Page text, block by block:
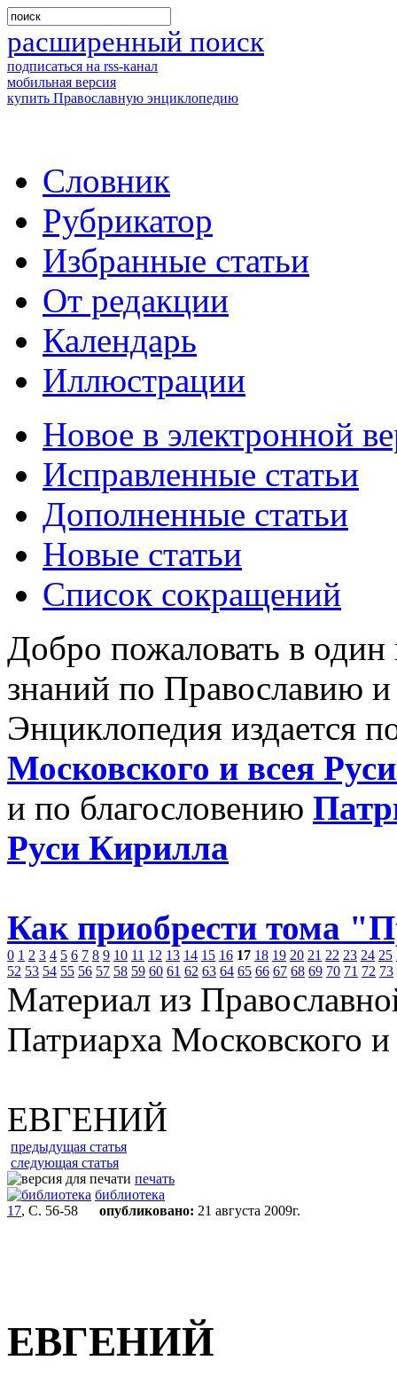
расширенный поиск
подписаться на rss-канал
мобильная версия
купить Православную энциклопедию
Словник
Рубрикатор
Избранные статьи
От редакции
Календарь
Иллюстрации
Новое в электронной
Исправленные статьи
Дополненные статьи
Новые статьи
Список сокращений
Добро пожаловать в
знаний по Православию
Энциклопедия издается
Московского и всея
и по благословению
Руси Кирилла
Как приобрести тома
0 1 2 3 4 5 6 7 8 9 10 11 12 13 14 15 16 17 18 19 20 21 22 23 24 25
52 53 54 55 56 57 58 59 60 61 62 63 64 65 66 67 68 69 70 71 72 73
Материал из
Патриарха Московского
ЕВГЕНИЙ
предыдущая статья
следующая статья
печать
библиотека
17, С. 56-58 опубликовано: 21 августа 2009г.
ЕВГЕНИЙ